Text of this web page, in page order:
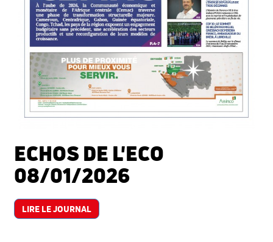
ECHOS DE L'ECO
08/01/2026
LIRE LE JOURNAL